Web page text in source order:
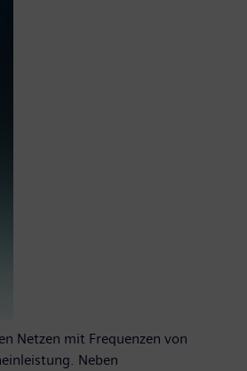
Netzen mit Frequenzen von
Neben